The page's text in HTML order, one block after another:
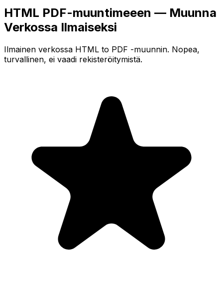
HTML PDF-muuntimeeen — Muunna
Verkossa Ilmaiseksi
Ilmainen verkossa HTML to PDF -muunnin. Nopea,
turvallinen, ei vaadi rekisteröitymistä.